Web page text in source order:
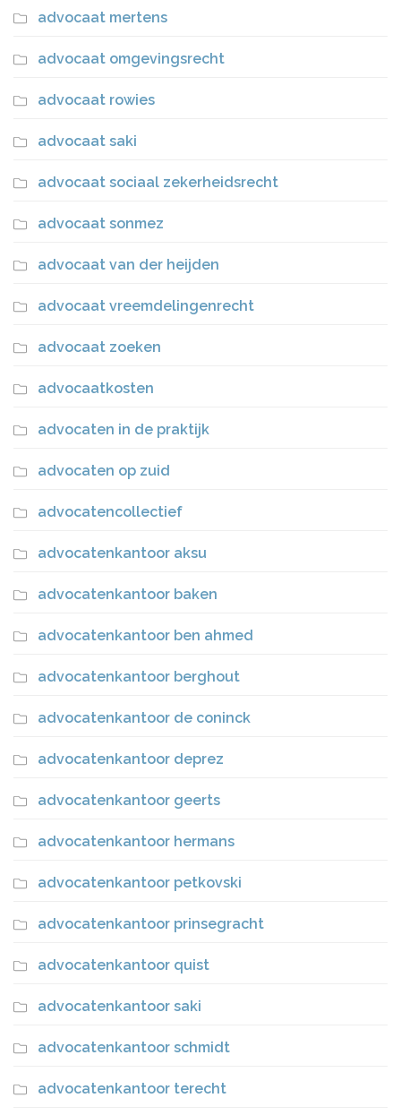
advocaat mertens
advocaat omgevingsrecht
advocaat rowies
advocaat saki
advocaat sociaal zekerheidsrecht
advocaat sonmez
advocaat van der heijden
advocaat vreemdelingenrecht
advocaat zoeken
advocaatkosten
advocaten in de praktijk
advocaten op zuid
advocatencollectief
advocatenkantoor aksu
advocatenkantoor baken
advocatenkantoor ben ahmed
advocatenkantoor berghout
advocatenkantoor de coninck
advocatenkantoor deprez
advocatenkantoor geerts
advocatenkantoor hermans
advocatenkantoor petkovski
advocatenkantoor prinsegracht
advocatenkantoor quist
advocatenkantoor saki
advocatenkantoor schmidt
advocatenkantoor terecht